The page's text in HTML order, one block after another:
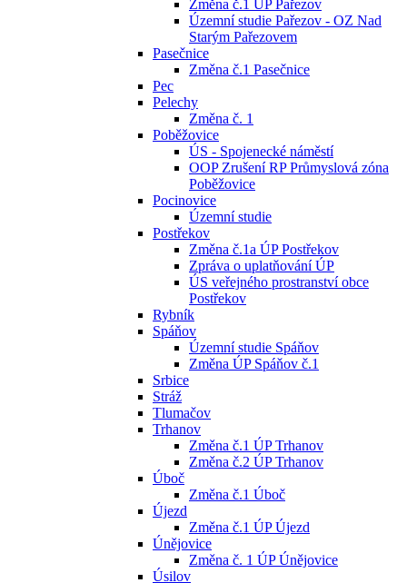
Změna č.1 ÚP Pařezov
Územní studie Pařezov - OZ Nad
Starým Pařezovem
Pasečnice
Změna č.1 Pasečnice
Pec
Pelechy
Změna č. 1
Poběžovice
ÚS - Spojenecké náměstí
OOP Zrušení RP Průmyslová zóna
Poběžovice
Pocinovice
Územní studie
Postřekov
Změna č.1a ÚP Postřekov
Zpráva o uplatňování ÚP
ÚS veřejného prostranství obce
Postřekov
Rybník
Spáňov
Územní studie Spáňov
Změna ÚP Spáňov č.1
Srbice
Stráž
Tlumačov
Trhanov
Změna č.1 ÚP Trhanov
Změna č.2 ÚP Trhanov
Úboč
Změna č.1 Úboč
Újezd
Změna č.1 ÚP Újezd
Únějovice
Změna č. 1 ÚP Únějovice
Úsilov